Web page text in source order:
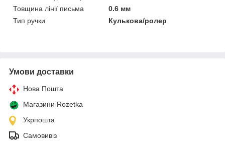
Товщина лінії письма
0.6 мм
Тип ручки
Кулькова/ролер
Умови доставки
Нова Пошта
Магазини Rozetka
Укрпошта
Самовивіз